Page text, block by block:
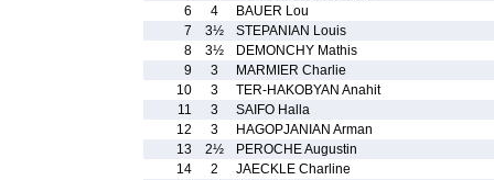
6
4
BAUER Lou
7
3½
STEPANIAN Louis
8
3½
DEMONCHY Mathis
9
3
MARMIER Charlie
10
3
TER-HAKOBYAN Anahit
11
3
SAIFO Halla
12
3
HAGOPJANIAN Arman
13
2½
PEROCHE Augustin
14
2
JAECKLE Charline